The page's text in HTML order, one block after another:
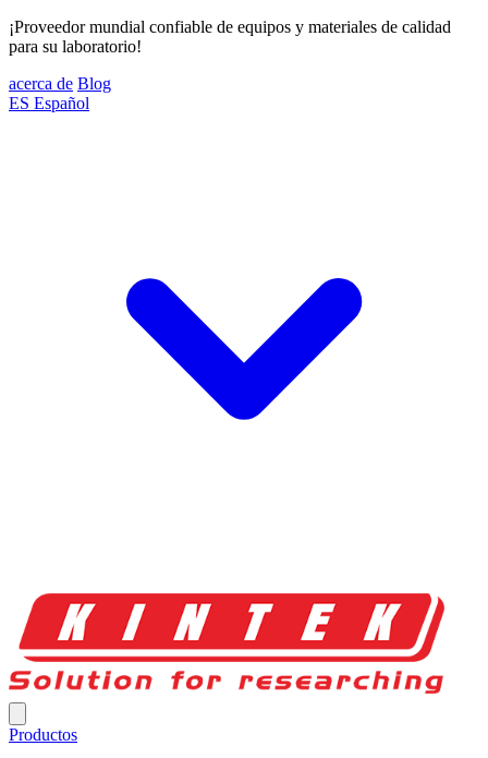
¡Proveedor mundial confiable de equipos y materiales de calidad
para su laboratorio!
acerca de Blog
ES Español
Productos